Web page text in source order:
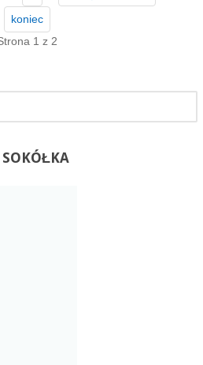
koniec
1 z 2